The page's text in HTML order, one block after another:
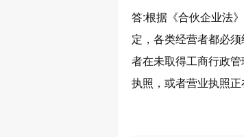
答:根据《合伙企业法
定，各类经营者都必
者在未取得工商行政
执照，或者营业执照